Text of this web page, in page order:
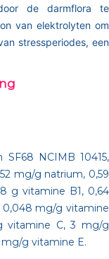
de darmflora te
van elektrolyten om
stressperiodes, een
NCIMB 10415,
mg/g natrium, 0,59
g vitamine B1, 0,64
0,048 mg/g vitamine
vitamine C, 3 mg/g
g vitamine E.